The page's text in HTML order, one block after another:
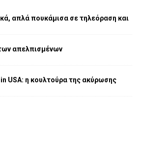
απλά πουκάμισα σε τηλεόραση και
απελπισμένων
in USA: η κουλτούρα της ακύρωσης